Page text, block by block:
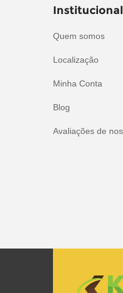
Institucional
Quem somos
Localização
Minha Conta
Blog
Avaliações de